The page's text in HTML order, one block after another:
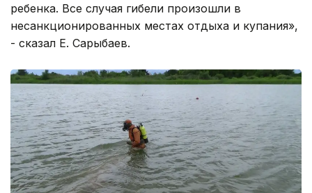
ребенка. Все случая гибели произошли в
несанкционированных местах отдыха и купания»,
- сказал Е. Сарыбаев.